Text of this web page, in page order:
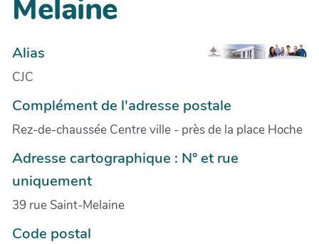
Melaine
Alias
CJC
Complément de l'adresse postale
Rez-de-chaussée Centre ville - près de la place Hoche
Adresse cartographique : N° et rue
uniquement
39 rue Saint-Melaine
Code postal